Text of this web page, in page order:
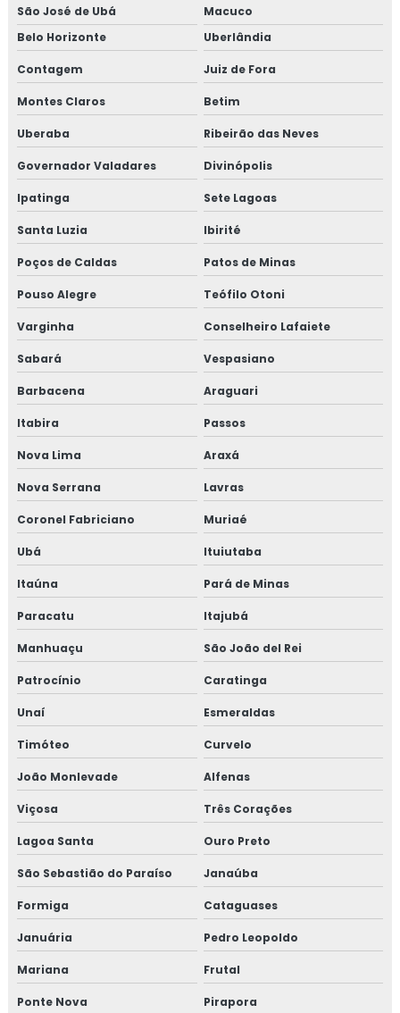
Consultoria em reciclagem auditores internos iso9001
Consultoria em reciclagem equipe HACCP
alimentos
Consultoria em registro na anvisa
Consultoria em registro de produtos na anvisa
Consultoria em resolução de não conformidades da
auditoria
Consultoria em revisão norma FSSC 22000
Consultoria em revisão plano HACCP
Consultoria em rotulagem de alimentos
Consultoria em sensibilização programa 5s
Consultoria para setor alimentício
Consultoria para setor de alimentos
Consultoria em sistema de gestão halal
Consultoria em transporte de feed materials
Consultoria em tratamento de não conformidades
Consultoria em tratamento de não conformidades e
Curso de 5s para empresas
Curso auditor interno fssc 22000
Curso de auditor interno iso
Curso de auditor interno iso 9001
Curso de auditor iso 9001
Curso de boas práticas de fabricação
São José de Ubá
Macuco
Belo Horizonte
Uberlândia
Contagem Juiz de Fora
Montes Claros Betim
Uberaba Ribeirão das Neves
Governador Valadares Divinópolis
Ipatinga Sete Lagoas
Santa Luzia Ibirité
Poços de Caldas Patos de Minas
Pouso Alegre Teófilo Otoni
Varginha Conselheiro Lafaiete
Sabará Vespasiano
Barbacena Araguari
Itabira Passos
Nova Lima Araxá
Nova Serrana Lavras
Coronel Fabriciano Muriaé
Ubá Ituiutaba
Itaúna Pará de Minas
Paracatu Itajubá
Manhuaçu São João del Rei
Patrocínio Caratinga
Unaí Esmeraldas
Timóteo Curvelo
João Monlevade Alfenas
Viçosa Três Corações
Lagoa Santa Ouro Preto
São Sebastião do Paraíso Janaúba
Formiga Cataguases
Januária Pedro Leopoldo
Mariana Frutal
Ponte Nova Pirapora